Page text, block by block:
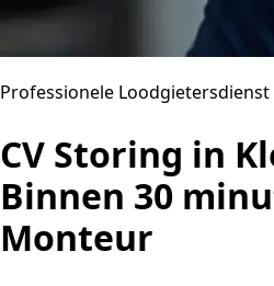
Professionele Loodgietersdienst
CV Storing in
Binnen 30
Monteur